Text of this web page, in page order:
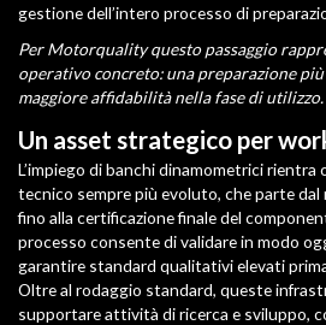
gestione dell’intero processo di
Per Motorquality questo passaggio
operativo concreto: una preparazione
maggiore affidabilità nella fase di utilizzo.
Un asset strategico per
L’impiego di banchi dinamometrici
tecnico sempre più evoluto, che parte dal
fino alla certificazione finale del
processo consente di validare in modo
garantire standard qualitativi elevati
Oltre al rodaggio standard, queste
supportare attività di ricerca e sviluppo,